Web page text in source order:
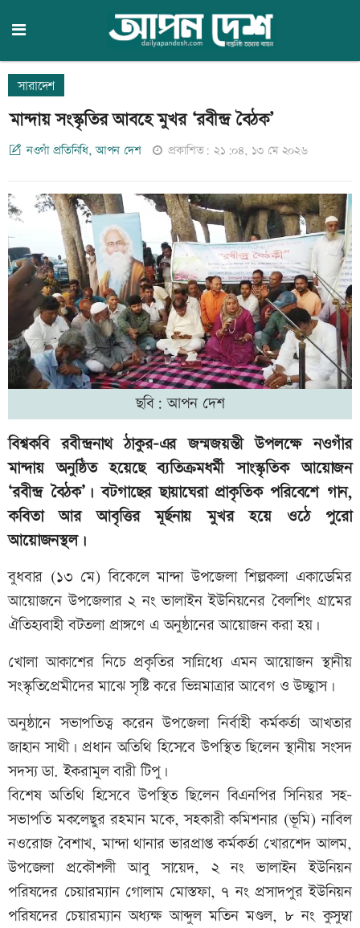
সারাদেশ
মান্দায় সংস্কৃতির আবহে মুখর ‘রবীন্দ্র বৈঠক’
নওগাঁ প্রতিনিধি, আপন দেশ প্রকাশিত: ২১:০৪, ১৩ মে ২০২৬
ছবি: আপন দেশ
বিশ্বকবি রবীন্দ্রনাথ ঠাকুর-এর জন্মজয়ন্তী উপলক্ষে নওগাঁর
মান্দায় অনুষ্ঠিত হয়েছে ব্যতিক্রমধর্মী সাংস্কৃতিক আয়োজন
‘রবীন্দ্র বৈঠক’। বটগাছের ছায়াঘেরা প্রাকৃতিক পরিবেশে গান,
কবিতা আর আবৃত্তির মূর্ছনায় মুখর হয়ে ওঠে পুরো
আয়োজনস্থল।
বুধবার (১৩ মে) বিকেলে মান্দা উপজেলা শিল্পকলা একাডেমির
আয়োজনে উপজেলার ২ নং ভালাইন ইউনিয়নের বৈলশিং গ্রামের
ঐতিহ্যবাহী বটতলা প্রাঙ্গণে এ অনুষ্ঠানের আয়োজন করা হয়।
খোলা আকাশের নিচে প্রকৃতির সান্নিধ্যে এমন আয়োজন স্থানীয়
সংস্কৃতিপ্রেমীদের মাঝে সৃষ্টি করে ভিন্নমাত্রার আবেগ ও উচ্ছ্বাস।
অনুষ্ঠানে সভাপতিত্ব করেন উপজেলা নির্বাহী কর্মকর্তা আখতার
জাহান সাথী। প্রধান অতিথি হিসেবে উপস্থিত ছিলেন স্থানীয় সংসদ
সদস্য ডা. ইকরামুল বারী টিপু।
বিশেষ অতিথি হিসেবে উপস্থিত ছিলেন বিএনপির সিনিয়র সহ-
সভাপতি মকলেছুর রহমান মকে, সহকারী কমিশনার (ভূমি) নাবিল
নওরোজ বৈশাখ, মান্দা থানার ভারপ্রাপ্ত কর্মকর্তা খোরশেদ আলম,
উপজেলা প্রকৌশলী আবু সায়েদ, ২ নং ভালাইন ইউনিয়ন
পরিষদের চেয়ারম্যান গোলাম মোস্তফা, ৭ নং প্রসাদপুর ইউনিয়ন
পরিষদের চেয়ারম্যান অধ্যক্ষ আব্দুল মতিন মণ্ডল, ৮ নং কুসুম্বা